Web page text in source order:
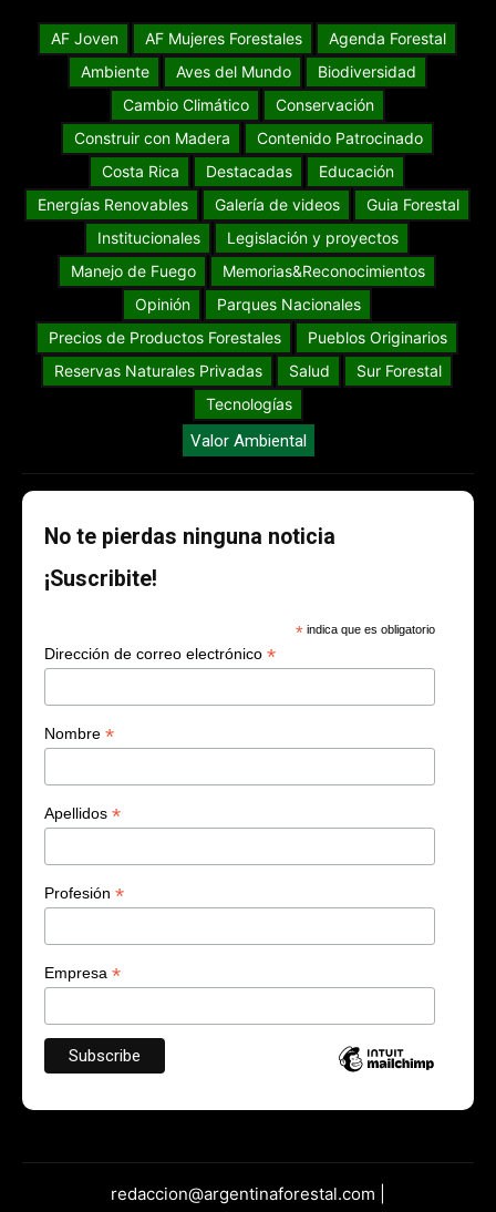
AF Joven AF Mujeres Forestales
Agenda Forestal
Ambiente
Aves del Mundo
Biodiversidad
Cambio Climático
Conservación
Construir con Madera
Contenido Patrocinado
Costa Rica
Destacadas
Educación
Energías Renovables
Galería de videos
Guia Forestal
Institucionales
Legislación y proyectos
Manejo de Fuego
Memorias&Reconocimientos
Opinión
Parques Nacionales
Precios de Productos Forestales
Pueblos Originarios
Reservas Naturales Privadas
Salud
Sur Forestal
Tecnologías
Valor Ambiental
No te pierdas ninguna noticia
¡Suscribite!
* indica que es obligatorio
Dirección de correo electrónico *
Nombre *
Apellidos *
Profesión *
Empresa *
redaccion@argentinaforestal.com |